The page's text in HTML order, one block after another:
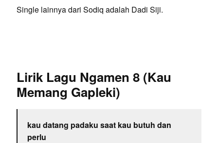
Single lainnya dari Sodiq adalah Dadi Siji.
Lirik Lagu Ngamen 8 (Kau
Memang Gapleki)
kau datang padaku saat kau butuh dan
perlu